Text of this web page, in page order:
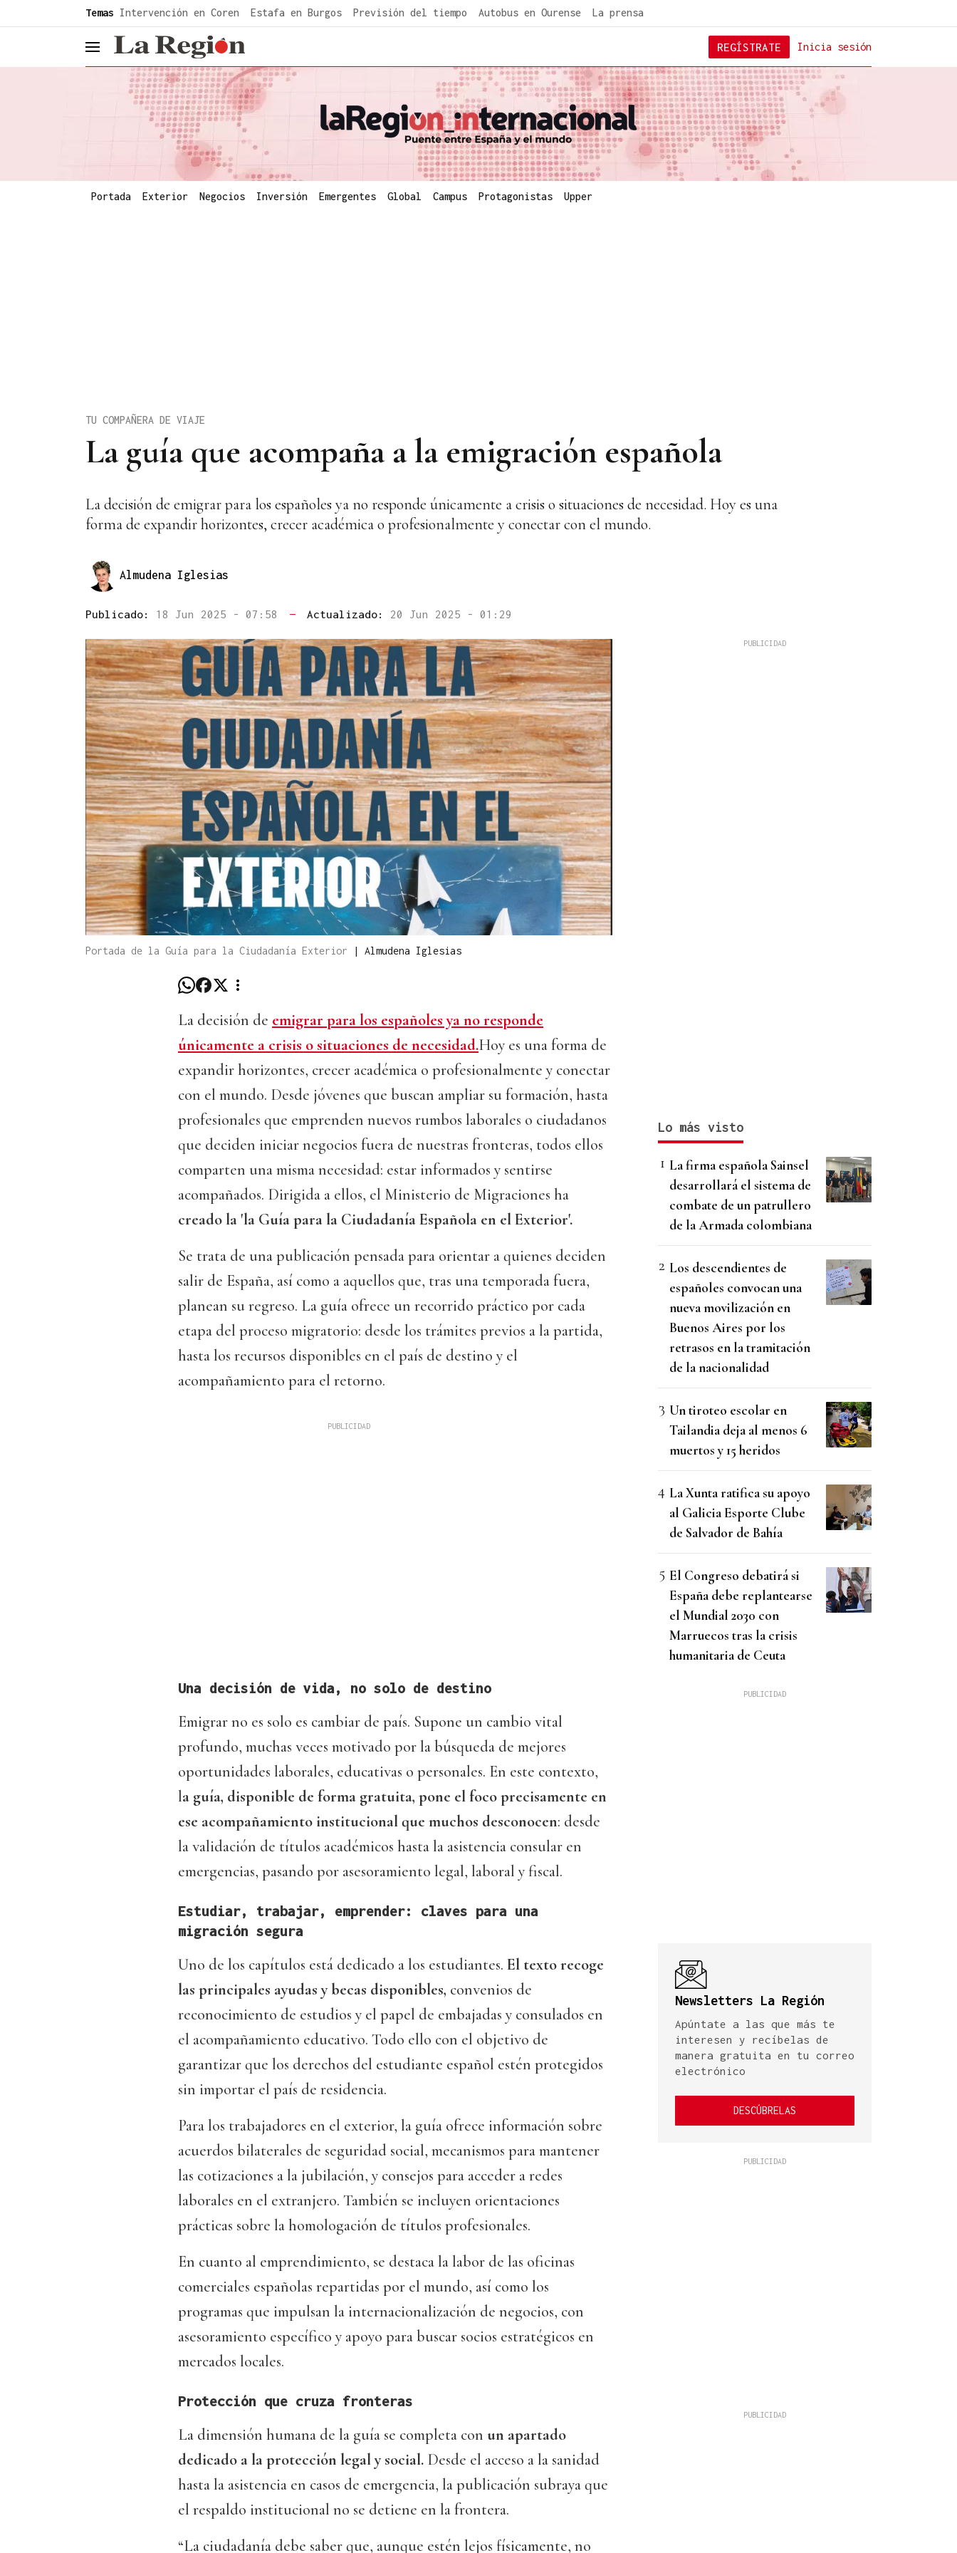
Temas Intervención en Coren Estafa en Burgos Previsión del tiempo Autobus en Ourense La prensa
header.menu.open Inicia sesión
REGÍSTRATE
Portada Exterior Negocios Inversión Emergentes Global Campus Protagonistas Upper
La guía que acompaña a la emigración española
TU COMPAÑERA DE VIAJE
La decisión de emigrar para los españoles ya no responde únicamente a crisis o situaciones de necesidad. Hoy es una
forma de expandir horizontes, crecer académica o profesionalmente y conectar con el mundo.
Almudena Iglesias
Publicado: 18 Jun 2025 - 07:58 — Actualizado: 20 Jun 2025 - 01:29
Portada de la Guía para la Ciudadanía Exterior | Almudena Iglesias
La decisión de emigrar para los españoles ya no responde
únicamente a crisis o situaciones de necesidad.Hoy es una forma de
expandir horizontes, crecer académica o profesionalmente y conectar
con el mundo. Desde jóvenes que buscan ampliar su formación, hasta
profesionales que emprenden nuevos rumbos laborales o ciudadanos
que deciden iniciar negocios fuera de nuestras fronteras, todos ellos
comparten una misma necesidad: estar informados y sentirse
acompañados. Dirigida a ellos, el Ministerio de Migraciones ha
creado la 'la Guía para la Ciudadanía Española en el Exterior'.
Se trata de una publicación pensada para orientar a quienes deciden
salir de España, así como a aquellos que, tras una temporada fuera,
planean su regreso. La guía ofrece un recorrido práctico por cada
etapa del proceso migratorio: desde los trámites previos a la partida,
hasta los recursos disponibles en el país de destino y el
acompañamiento para el retorno.
Una decisión de vida, no solo de destino
Emigrar no es solo es cambiar de país. Supone un cambio vital
profundo, muchas veces motivado por la búsqueda de mejores
oportunidades laborales, educativas o personales. En este contexto,
la guía, disponible de forma gratuita, pone el foco precisamente en
ese acompañamiento institucional que muchos desconocen: desde
la validación de títulos académicos hasta la asistencia consular en
emergencias, pasando por asesoramiento legal, laboral y fiscal.
Estudiar, trabajar, emprender: claves para una
migración segura
Uno de los capítulos está dedicado a los estudiantes. El texto recoge
las principales ayudas y becas disponibles, convenios de
reconocimiento de estudios y el papel de embajadas y consulados en
el acompañamiento educativo. Todo ello con el objetivo de
garantizar que los derechos del estudiante español estén protegidos
sin importar el país de residencia.
Para los trabajadores en el exterior, la guía ofrece información sobre
acuerdos bilaterales de seguridad social, mecanismos para mantener
las cotizaciones a la jubilación, y consejos para acceder a redes
laborales en el extranjero. También se incluyen orientaciones
prácticas sobre la homologación de títulos profesionales.
En cuanto al emprendimiento, se destaca la labor de las oficinas
comerciales españolas repartidas por el mundo, así como los
programas que impulsan la internacionalización de negocios, con
asesoramiento específico y apoyo para buscar socios estratégicos en
mercados locales.
Protección que cruza fronteras
La dimensión humana de la guía se completa con un apartado
dedicado a la protección legal y social. Desde el acceso a la sanidad
hasta la asistencia en casos de emergencia, la publicación subraya que
el respaldo institucional no se detiene en la frontera.
“La ciudadanía debe saber que, aunque estén lejos físicamente, no
Lo más visto
La firma española Sainsel
desarrollará el sistema de
combate de un patrullero
de la Armada colombiana
Los descendientes de
españoles convocan una
nueva movilización en
Buenos Aires por los
retrasos en la tramitación
de la nacionalidad
Un tiroteo escolar en
Tailandia deja al menos 6
muertos y 15 heridos
La Xunta ratifica su apoyo
al Galicia Esporte Clube
de Salvador de Bahía
El Congreso debatirá si
España debe replantearse
el Mundial 2030 con
Marruecos tras la crisis
humanitaria de Ceuta
Newsletters La Región
Apúntate a las que más te
interesen y recíbelas de
manera gratuita en tu correo
electrónico
DESCÚBRELAS